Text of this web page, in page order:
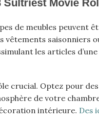
de meubles peuvent
saisonniers
les articles
crucial. Optez pour
de votre
intérieure. Des